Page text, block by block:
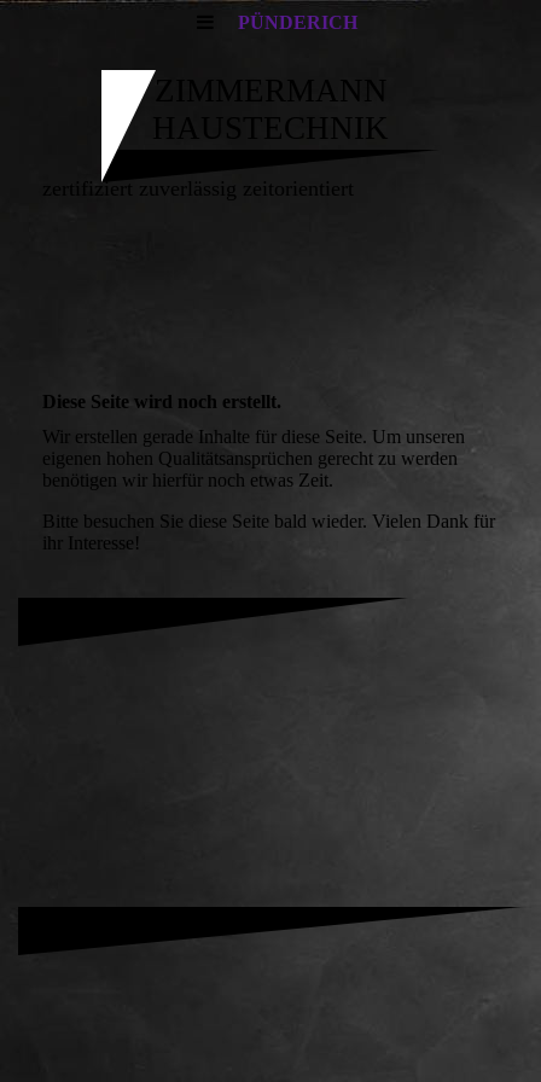
PÜNDERICH
ZIMMERMANN
HAUSTECHNIK
zertifiziert zuverlässig zeitorientiert
Diese Seite wird noch erstellt.
Wir erstellen gerade Inhalte für diese Seite. Um unseren
eigenen hohen Qualitätsansprüchen gerecht zu werden
benötigen wir hierfür noch etwas Zeit.
Bitte besuchen Sie diese Seite bald wieder. Vielen Dank für
ihr Interesse!